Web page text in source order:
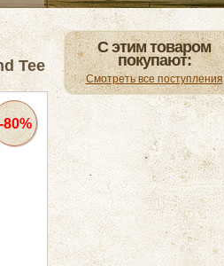
Tee
80%
С этим товаром
покупают:
Смотреть все поступления